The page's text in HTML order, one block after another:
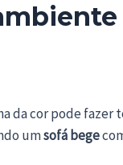
da cor pode
umsofá bege